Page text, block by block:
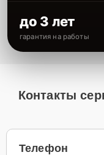
до 3 лет
гарантия на работы
Контакты
Телефон